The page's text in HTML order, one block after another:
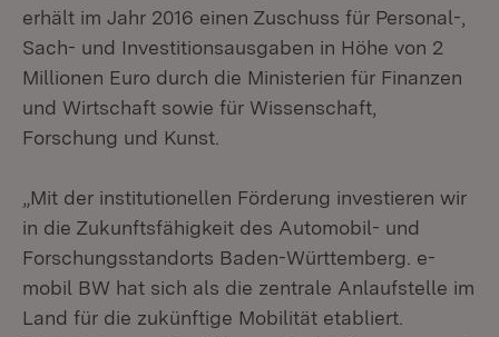
erhält im Jahr 2016 einen Zuschuss für Personal-,
Sach- und Investitionsausgaben in Höhe von 2
Millionen Euro durch die Ministerien für Finanzen
und Wirtschaft sowie für Wissenschaft,
Forschung und Kunst.
„Mit der institutionellen Förderung investieren wir
in die Zukunftsfähigkeit des Automobil- und
Forschungsstandorts Baden-Württemberg. e-
mobil BW hat sich als die zentrale Anlaufstelle im
Land für die zukünftige Mobilität etabliert.